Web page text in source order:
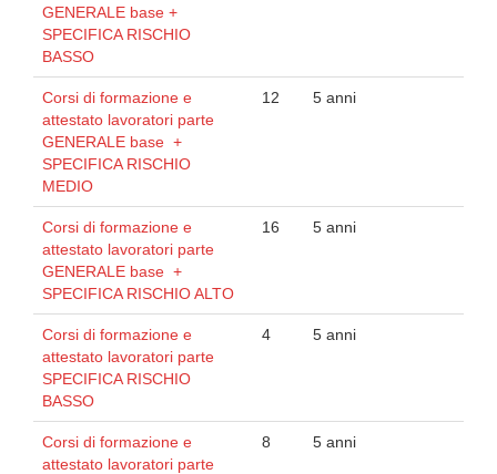
GENERALE base +
SPECIFICA RISCHIO
BASSO
Corsi di formazione e
attestato lavoratori parte
GENERALE base +
SPECIFICA RISCHIO
MEDIO
12 5 anni
Corsi di formazione e
attestato lavoratori parte
GENERALE base +
SPECIFICA RISCHIO ALTO
16 5 anni
Corsi di formazione e
attestato lavoratori parte
SPECIFICA RISCHIO
BASSO
4 5 anni
Corsi di formazione e
attestato lavoratori parte
8 5 anni